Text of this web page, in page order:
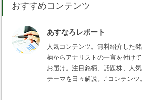
おすすめコンテンツ
あすなろレポート
人気コンテンツ。無料紹介した銘
柄からアナリストの一言を付けて
お届け。注目銘柄、話題株、人気
テーマを日々解説。.1コンテンツ。